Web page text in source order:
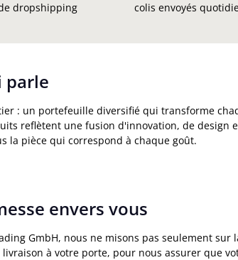
dropshipping colis envoyés
parle
: un portefeuille diversifié qui transforme
reflètent une fusion d'innovation, de design
la pièce qui correspond à chaque goût.
envers vous
GmbH, nous ne misons pas seulement
à votre porte, pour nous assurer que